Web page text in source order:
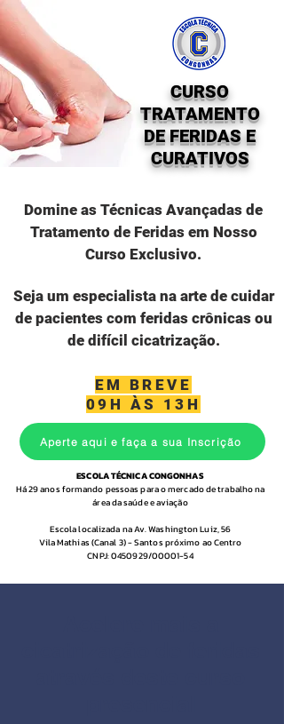
CURSO
TRATAMENTO
DE FERIDAS E
CURATIVOS
Domine as Técnicas Avançadas de
Tratamento de Feridas em Nosso
Curso Exclusivo.
Seja um especialista na arte de cuidar
de pacientes com feridas crônicas ou
de difícil cicatrização.
EM BREVE
09H ÀS 13H
Aperte aqui e faça a sua Inscrição
ESCOLA TÉCNICA CONGONHAS
Há 29 anos formando pessoas para o mercado de trabalho na
área da saúde e aviação
Escola localizada na Av. Washington Luiz, 56
Vila Mathias (Canal 3) - Santos próximo ao Centro
CNPJ:0450929/00001-54